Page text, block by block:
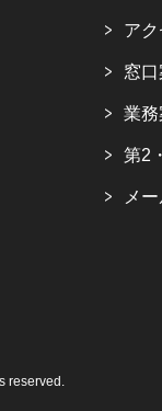
ア
窓
業
第2
メ
reserved.